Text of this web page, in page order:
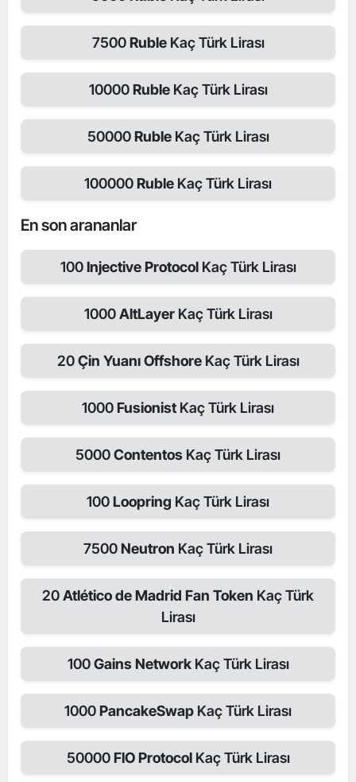
7500RubleKaç Türk Lirası
10000RubleKaç Türk Lirası
50000RubleKaç Türk Lirası
100000Ruble Kaç Türk Lirası
En son arananlar
100Injective Protocol Kaç Türk Lirası
1000AltLayer Kaç Türk Lirası
20Çin Yuanı OffshoreKaç Türk Lirası
1000Fusionist Kaç Türk Lirası
5000Contentos Kaç Türk Lirası
100Loopring Kaç Türk Lirası
7500Neutron Kaç Türk Lirası
20Atlético de Madrid Fan Token Kaç Türk
Lirası
100Gains Network Kaç Türk Lirası
1000PancakeSwap Kaç Türk Lirası
50000FIO Protocol Kaç Türk Lirası